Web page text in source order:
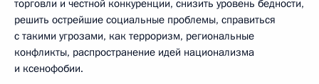
торговли и честной конкуренции, снизить уровень бедности,
решить острейшие социальные проблемы, справиться
с такими угрозами, как терроризм, региональные
конфликты, распространение идей национализма
и ксенофобии.